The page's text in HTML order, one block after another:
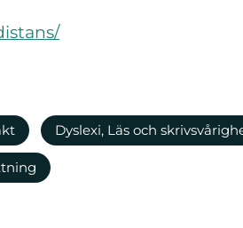
Dyslexi, Läs och